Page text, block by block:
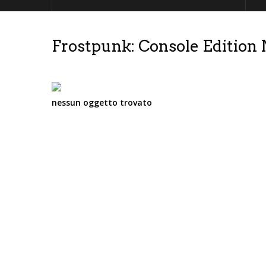
Frostpunk: Console Edition
nessun oggetto trovato